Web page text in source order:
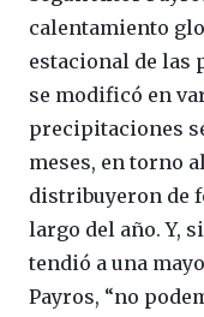
calentamiento
estacional de las
se modificó en
precipitaciones
meses, en torno
distribuyeron de
largo del año. Y,
tendió a una
Payros, “no